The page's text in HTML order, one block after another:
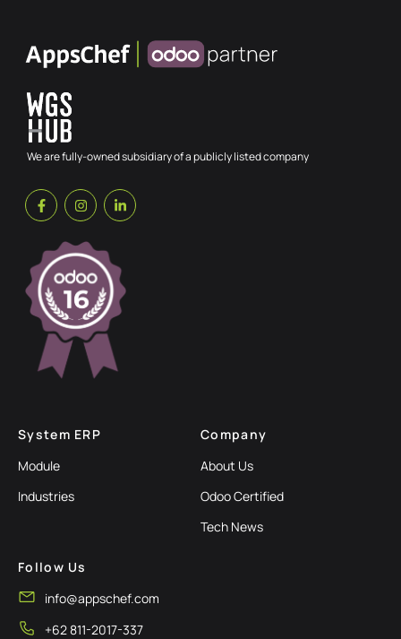
We are fully-owned subsidiary of a publicly listed company
System ERP
Module
Industries
Company
About Us
Odoo Certified
Tech News
Follow Us
info@appschef.com
+62 811-2017-337